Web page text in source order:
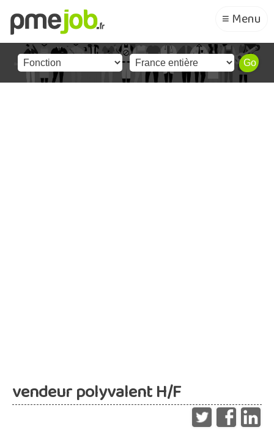
≡ Menu
vendeur polyvalent H/F